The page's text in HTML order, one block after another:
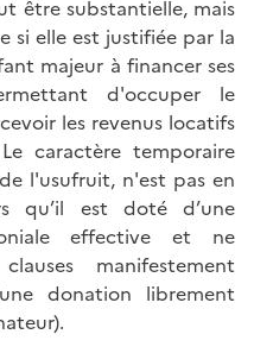
être substantielle, mais
si elle est justifiée par la
majeur à financer ses
d'occuper le
les revenus locatifs
caractère temporaire
l'usufruit, n'est pas en
qu’il est doté d’une
effective et ne
manifestement
donation librement